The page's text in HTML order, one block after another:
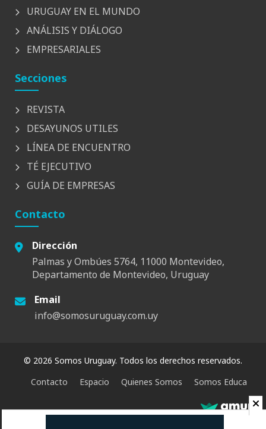
URUGUAY EN EL MUNDO
ANÁLISIS Y DIÁLOGO
EMPRESARIALES
Secciones
REVISTA
DESAYUNOS UTILES
LÍNEA DE ENCUENTRO
TÉ EJECUTIVO
GUÍA DE EMPRESAS
Contacto
Dirección
Palmas y Ombúes 5764, 11000 Montevideo,
Departamento de Montevideo, Uruguay
Email
info@somosuruguay.com.uy
© 2026 Somos Uruguay. Todos los derechos reservados.
Contacto
Espacio Quienes Somos Somos Educa